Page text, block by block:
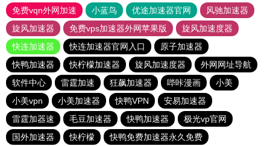
免费vqn外网加速
小蓝鸟 优途加速器官网
风驰加速器
旋风加速器
免费vps加速器外网苹果版
旋风加速度器
快连加速器
快连加速器官网入口
原子加速器
快鸭加速器
快柠檬加速器 旋风加速度器
外网网址导航
软件中心
雷霆加速 狂飙加速器 哔咔漫画
小美
小美vpn
小美加速器 快鸭VPN
安易加速器
雷霆加器速
毛豆加速器 快鸭加速器
极光vp官网
国外加速器
快柠檬
快鸭免费加速器永久免费